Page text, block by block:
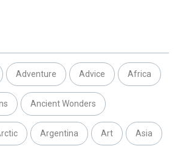
Adventure Advice Africa
Ancient Wonders
Argentina Art Asia